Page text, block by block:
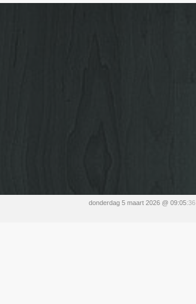
donderdag 5 maart 2026 @ 09:05:36